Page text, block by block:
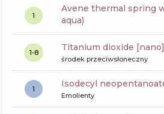
1
avene thermal spring water (avene
aqua)
1-8 titanium dioxide [nano]
środek przeciwsłoneczny
1 isodecyl
Emolienty